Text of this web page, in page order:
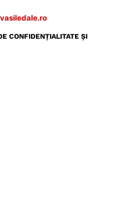
CONFIDENŢIALITATE ŞI